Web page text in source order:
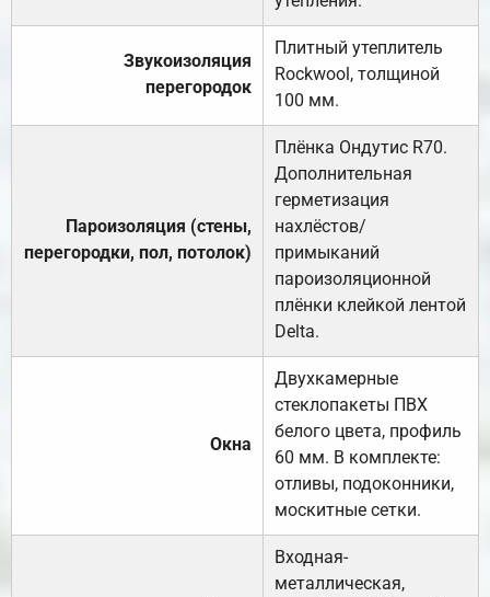
Звукоизоляция
перегородок
Плитный утеплитель
Rockwool, толщиной
100 мм.
Пароизоляция (стены,
перегородки, пол, потолок)
Плёнка Ондутис R70.
Дополнительная
герметизация
нахлёстов/
примыканий
пароизоляционной
плёнки клейкой лентой
Delta.
Окна
Двухкамерные
стеклопакеты ПВХ
белого цвета, профиль
60 мм. В комплекте:
отливы, подоконники,
москитные сетки.
Входная-
металлическая,